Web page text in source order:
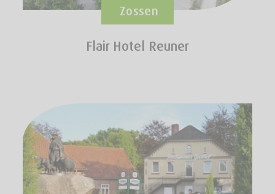
Zossen
Flair Hotel Reuner